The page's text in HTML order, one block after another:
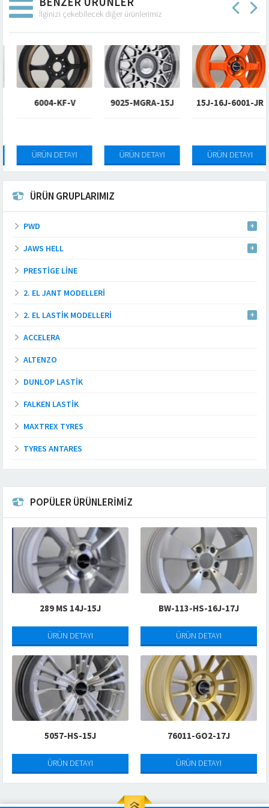
İlginizi çekebilecek diğer ürünlerimiz
6004-KF-V
ÜRÜN DETAYI
9025-MGRA-15J
ÜRÜN DETAYI
15J-16J-6001-JR
ÜRÜN DETAYI
ÜRÜN GRUPLARIMIZ
PWD
JAWS HELL
PRESTIGE LINE
2. EL JANT MODELLERI
2. EL LASTIK MODELLERI
ACCELERA
ALTENZO
DUNLOP LASTIK
FALKEN LASTIK
MAXTREX TYRES
TYRES ANTARES
POPÜLER ÜRÜNLERİMİZ
289 MS 14J-15J
ÜRÜN DETAYI
BW-113-HS-16J-17J
ÜRÜN DETAYI
5057-HS-15J
ÜRÜN DETAYI
76011-GO2-17J
ÜRÜN DETAYI